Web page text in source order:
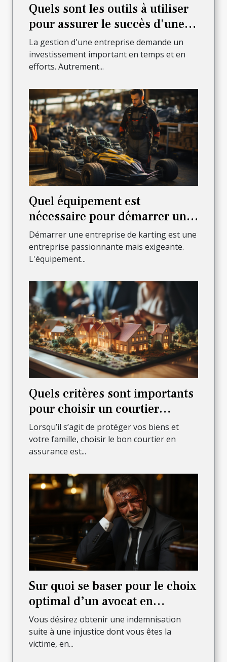
Quels sont les outils à utiliser
pour assurer le succès d'une
entreprise en ligne ?
La gestion d'une entreprise demande un
investissement important en temps et en
efforts. Autrement...
Quel équipement est
nécessaire pour démarrer une
entreprise de karting ?
Démarrer une entreprise de karting est une
entreprise passionnante mais exigeante.
L'équipement...
Quels critères sont importants
pour choisir un courtier
assurant sûreté et sécurité des
biens et de la famille ?
Lorsqu’il s’agit de protéger vos biens et
votre famille, choisir le bon courtier en
assurance est...
Sur quoi se baser pour le choix
optimal d’un avocat en
dommages de corps ?
Vous désirez obtenir une indemnisation
suite à une injustice dont vous êtes la
victime, en...